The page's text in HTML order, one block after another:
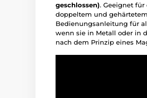
geschlossen). Geeignet für
doppeltem und
Bedienungsanleitung für
wenn sie in Metall oder in
nach dem Prinzip eines